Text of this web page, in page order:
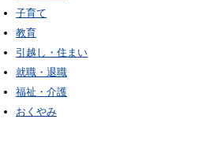
子育て
教育
引越し・住まい
就職・退職
福祉・介護
おくやみ